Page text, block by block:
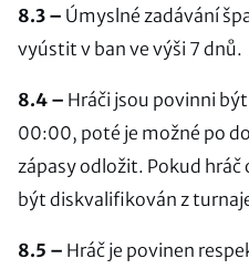
8.3 – Úmyslné zadávání
vyústit v ban ve výši 7 dnů.
8.4 – Hráči jsou povinni
00:00, poté je možné po
zápasy odložit. Pokud
být diskvalifikován z
8.5 – Hráč je povinen